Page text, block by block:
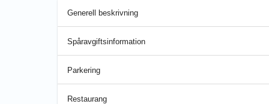
Generell beskrivning
Spåravgiftsinformation
Parkering
Restaurang